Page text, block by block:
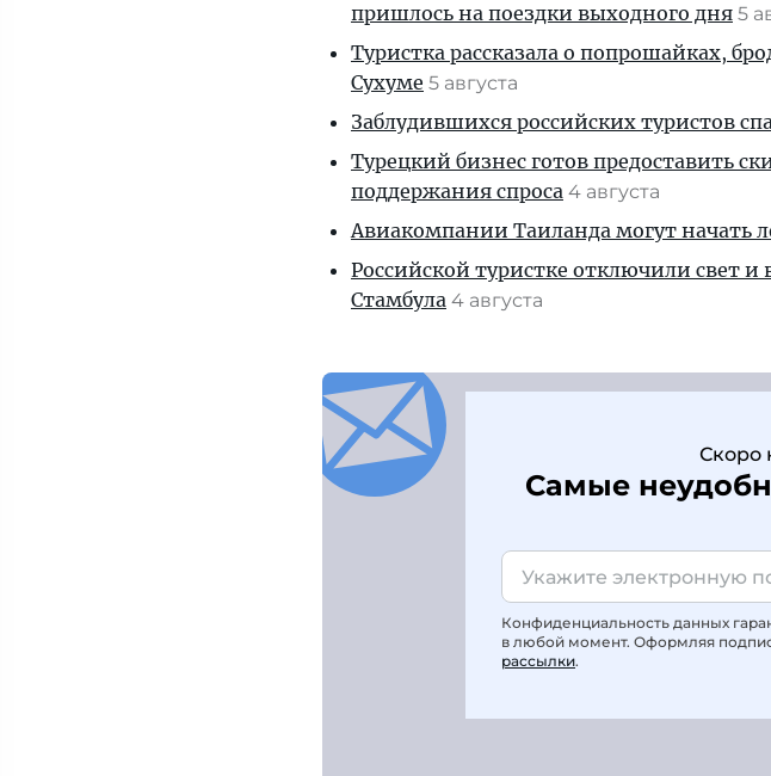
пришлось на поездки выходного дня 5
Туристка рассказала о попрошайках,
Сухуме 5 августа
Заблудившихся российских туристов
Турецкий бизнес готов предоставить
поддержания спроса 4 августа
Авиакомпании Таиланда могут начать
Российской туристке отключили свет и
Стамбула 4 августа
Скоро
Самые
Конфиденциальность данных
в любой момент. Оформляя
рассылки.